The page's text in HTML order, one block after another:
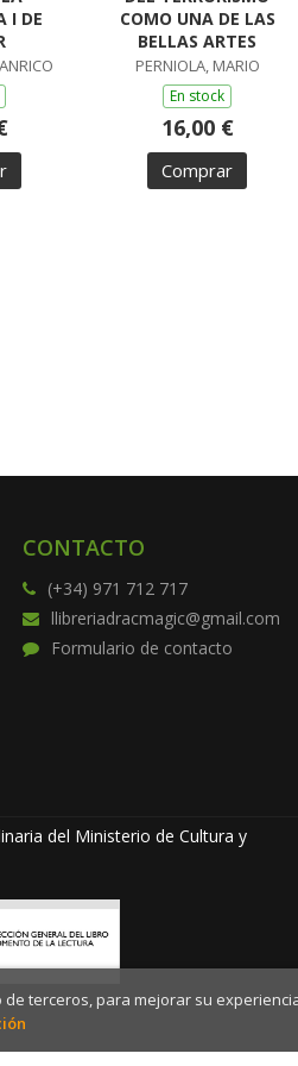
I DE
COMO UNA DE LAS
BELLAS ARTES
PERNIOLA, MARIO
En stock
16,00 €
Comprar
CONTACTO
(+34) 971 712 717
llibreriadracmagic@gmail.com
Formulario de contacto
del Ministerio de Cultura y
©Llibreria Drac Màgic. Todos
terceros, para mejorar su